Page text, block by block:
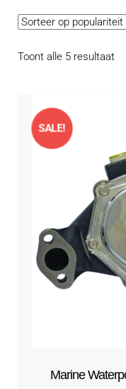
Toont alle 5 resultaat
Marine
SALE!